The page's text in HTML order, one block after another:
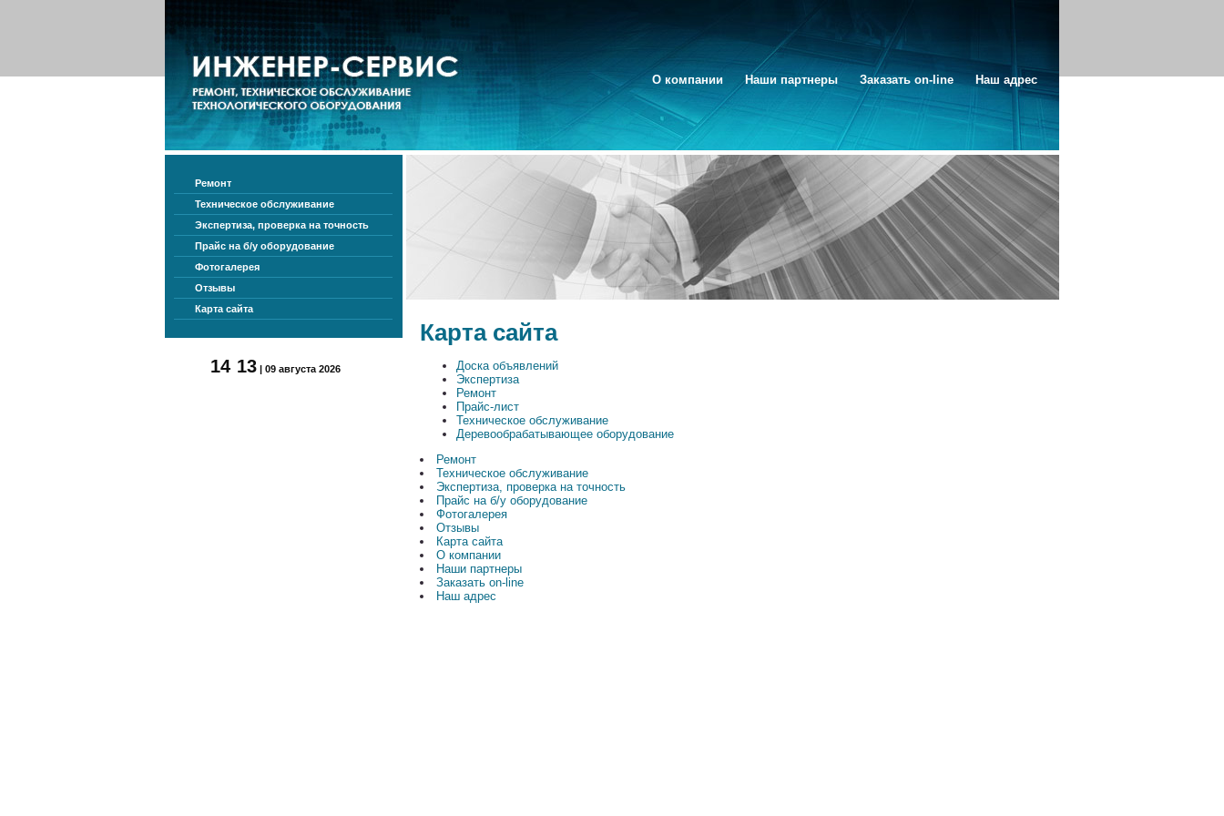
О компании Наши партнеры Заказать on-line Наш адрес
Ремонт
Техническое обслуживание
Экспертиза, проверка на точность
Прайс на б/у оборудование
Фотогалерея
Отзывы
Карта сайта
14 13 | 09 августа 2026
Карта сайта
Доска объявлений
Экспертиза
Ремонт
Прайс-лист
Техническое обслуживание
Деревообрабатывающее оборудование
Ремонт
Техническое обслуживание
Экспертиза, проверка на точность
Прайс на б/у оборудование
Фотогалерея
Отзывы
Карта сайта
О компании
Наши партнеры
Заказать on-line
Наш адрес